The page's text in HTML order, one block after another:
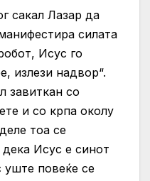
сакал Лазар да
силата
Исус го
излези надвор“.
завиткан со
и со крпа околу
тоа се
Исус е синот
уште повеќе се